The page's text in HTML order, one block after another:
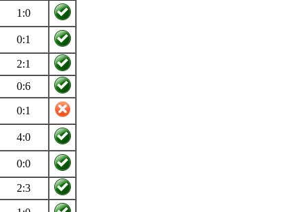
1:0
0:1
2:1
0:6
0:1
4:0
0:0
2:3